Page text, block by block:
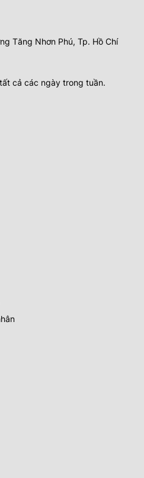
Tăng Nhơn Phú, Tp. Hồ Chí
cả các ngày trong tuần.